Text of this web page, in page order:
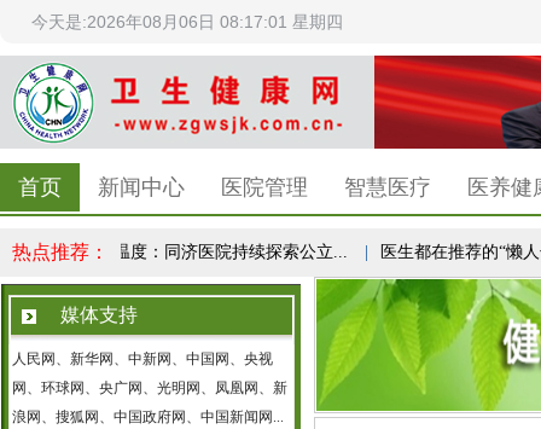
今天是:2026年08月06日 08:17:02 星期四
首页 新闻中心 医院管理 智慧医疗 医养健
热点推荐：
康传播更有温度：同济医院持续探索公立... | 医生都在推荐的“懒人
媒体支持
人民网、新华网、中新网、中国网、央视
网、环球网、央广网、光明网、凤凰网、新
浪网、搜狐网、中国政府网、中国新闻网...